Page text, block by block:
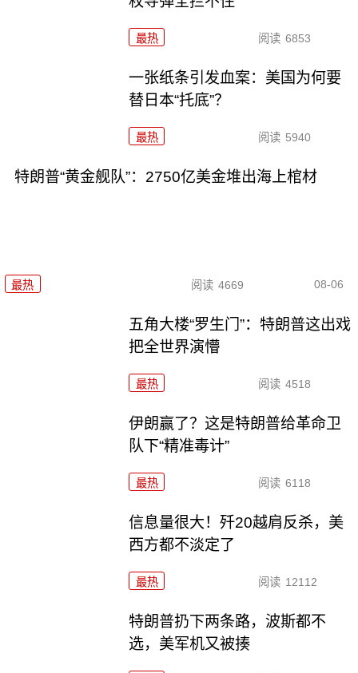
最热 阅读 6853
一张纸条引发血案：美国为何要
替日本“托底”？
最热 阅读 5940
特朗普“黄金舰队”：2750亿美金堆出海上棺材
最热 阅读 4669 08-06
五角大楼“罗生门”：特朗普这出戏
把全世界演懵
最热 阅读 4518
伊朗赢了？这是特朗普给革命卫
队下“精准毒计”
最热 阅读 6118
信息量很大！歼20越肩反杀，美
西方都不淡定了
最热 阅读 12112
特朗普扔下两条路，波斯都不
选，美军机又被揍